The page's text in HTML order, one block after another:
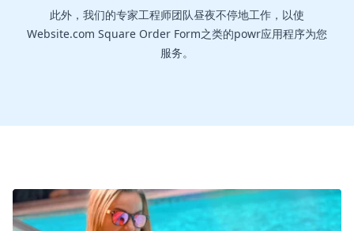
此外，我们的专家工程师团队昼夜不停地工作，以使
Website.com Square Order Form之类的powr应用程序为您
服务。